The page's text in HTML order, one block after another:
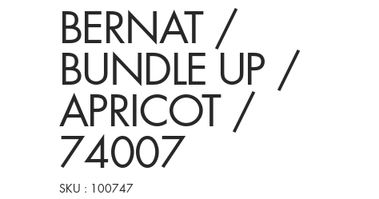
BERNAT /
BUNDLE UP /
APRICOT /
74007
SKU :
SKU
100747
100747